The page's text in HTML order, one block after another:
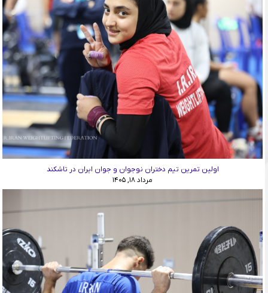
اولین تمرین تیم دختران نوجوان و جوان ایران در تاشکند
مرداد ۱۸, ۱۴۰۵